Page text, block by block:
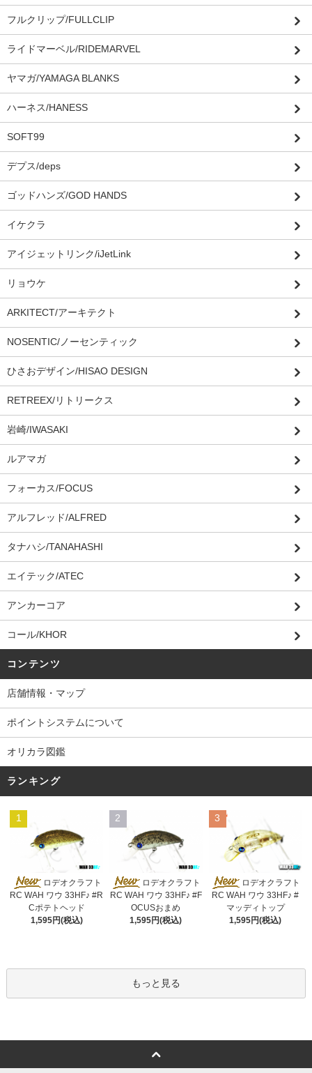
フルクリップ/FULLCLIP
ライドマーベル/RIDEMARVEL
ヤマガ/YAMAGA BLANKS
ハーネス/HANESS
SOFT99
デプス/deps
ゴッドハンズ/GOD HANDS
イケクラ
アイジェットリンク/iJetLink
リョウケ
ARKITECT/アーキテクト
NOSENTIC/ノーセンティック
ひさおデザイン/HISAO DESIGN
RETREEX/リトリークス
岩崎/IWASAKI
ルアマガ
フォーカス/FOCUS
アルフレッド/ALFRED
タナハシ/TANAHASHI
エイテック/ATEC
アンカーコア
コール/KHOR
コンテンツ
店舗情報・マップ
ポイントシステムについて
オリカラ図鑑
ランキング
1
ロデオクラフト
RC WAH ワウ 33HF♪ #R
Cポテトヘッド
1,595円(税込)
2
ロデオクラフト
RC WAH ワウ 33HF♪ #F
OCUSおまめ
1,595円(税込)
3
ロデオクラフト
RC WAH ワウ 33HF♪ #
マッディトップ
1,595円(税込)
もっと見る